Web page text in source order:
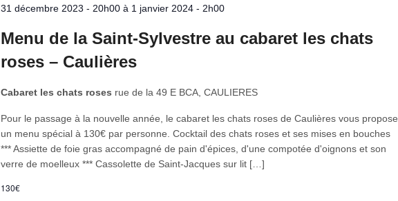
31 décembre 2023 - 20h00à 1 janvier 2024 - 2h00
Menu de la Saint-Sylvestre au cabaret les chats
roses – Caulières
Cabaret les chats roses rue de la 49 E BCA, CAULIERES
Pour le passage à la nouvelle année, le cabaret les chats roses de Caulières vous propose
un menu spécial à 130€ par personne. Cocktail des chats roses et ses mises en bouches
*** Assiette de foie gras accompagné de pain d'épices, d'une compotée d'oignons et son
verre de moelleux *** Cassolette de Saint-Jacques sur lit […]
130€